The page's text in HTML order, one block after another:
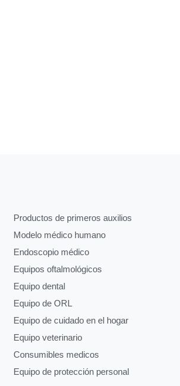
Productos de primeros auxilios
Modelo médico humano
Endoscopio médico
Equipos oftalmológicos
Equipo dental
Equipo de ORL
Equipo de cuidado en el hogar
Equipo veterinario
Consumibles medicos
Equipo de protección personal